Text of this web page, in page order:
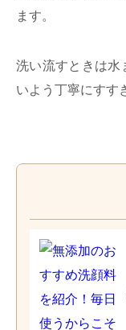
ます。
洗い流すときは水
いよう丁寧にすす